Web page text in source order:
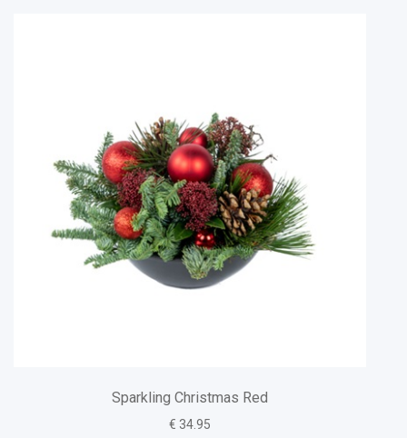
Sparkling Christmas Red
€ 34.95